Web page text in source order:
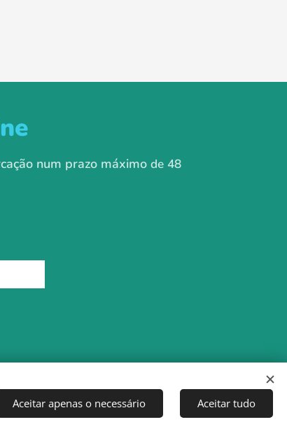
num prazo máximo de 48
Aceitar apenas o necessário Aceitar tudo